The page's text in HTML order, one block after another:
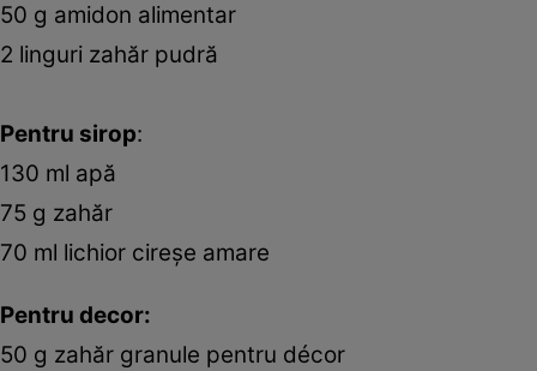
50 g amidon alimentar
2 linguri zahăr pudră
Pentru sirop:
130 ml apă
75 g zahăr
70 ml lichior cireșe amare
Pentru decor:
50 g zahăr granule pentru décor